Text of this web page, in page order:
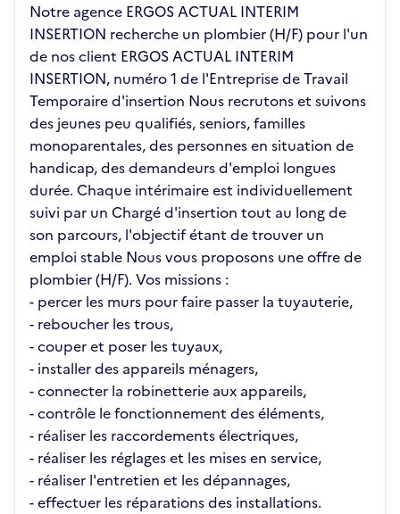
Notre agence ERGOS ACTUAL INTERIM
INSERTION recherche un plombier (H/F) pour l'un
de nos client ERGOS ACTUAL INTERIM
INSERTION, numéro 1 de l'Entreprise de Travail
Temporaire d'insertion Nous recrutons et suivons
des jeunes peu qualifiés, seniors, familles
monoparentales, des personnes en situation de
handicap, des demandeurs d'emploi longues
durée. Chaque intérimaire est individuellement
suivi par un Chargé d'insertion tout au long de
son parcours, l'objectif étant de trouver un
emploi stable Nous vous proposons une offre de
plombier (H/F). Vos missions :
- percer les murs pour faire passer la tuyauterie,
- reboucher les trous,
- couper et poser les tuyaux,
- installer des appareils ménagers,
- connecter la robinetterie aux appareils,
- contrôle le fonctionnement des éléments,
- réaliser les raccordements électriques,
- réaliser les réglages et les mises en service,
- réaliser l'entretien et les dépannages,
- effectuer les réparations des installations.